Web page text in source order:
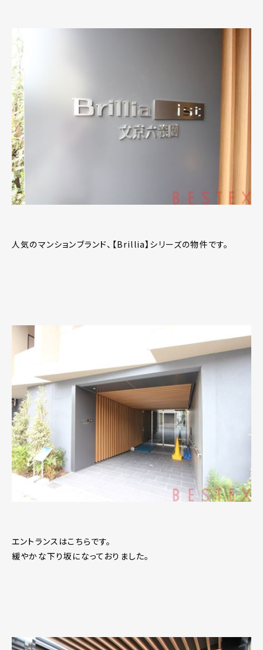
人気のマンションブランド、【Brillia】シリーズの物件です。
エントランスはこちらです。
緩やかな下り坂になっておりました。